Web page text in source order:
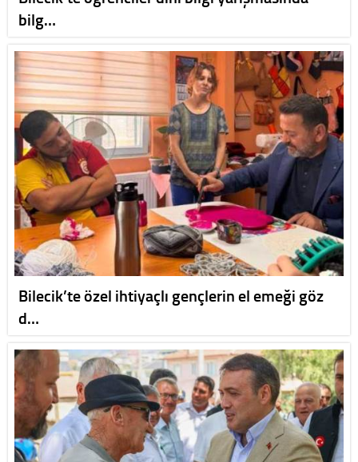
bilg…
Bilecik’te özel ihtiyaçlı gençlerin el emeği göz
d…